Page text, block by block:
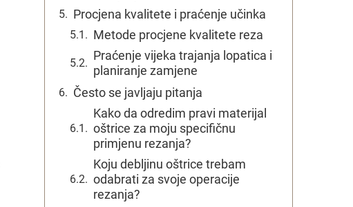
Procjena kvalitete i praćenje učinka
Metode procjene kvalitete reza
Praćenje vijeka trajanja lopatica i
planiranje zamjene
Često se javljaju pitanja
Kako da odredim pravi materijal
oštrice za moju specifičnu
primjenu rezanja?
Koju debljinu oštrice trebam
odabrati za svoje operacije
rezanja?